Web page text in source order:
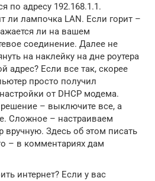
по адресу 192.168.1.1.
ли лампочка LAN. Если горит –
ли на вашем
соединение. Далее не
на наклейку на дне роутера
адрес? Если все так, скорее
просто получил
от DHCP модема.
– выключите все, а
Сложное – настраиваем
вручную. Здесь об этом писать
– в комментариях дам
интернет? Если у вас